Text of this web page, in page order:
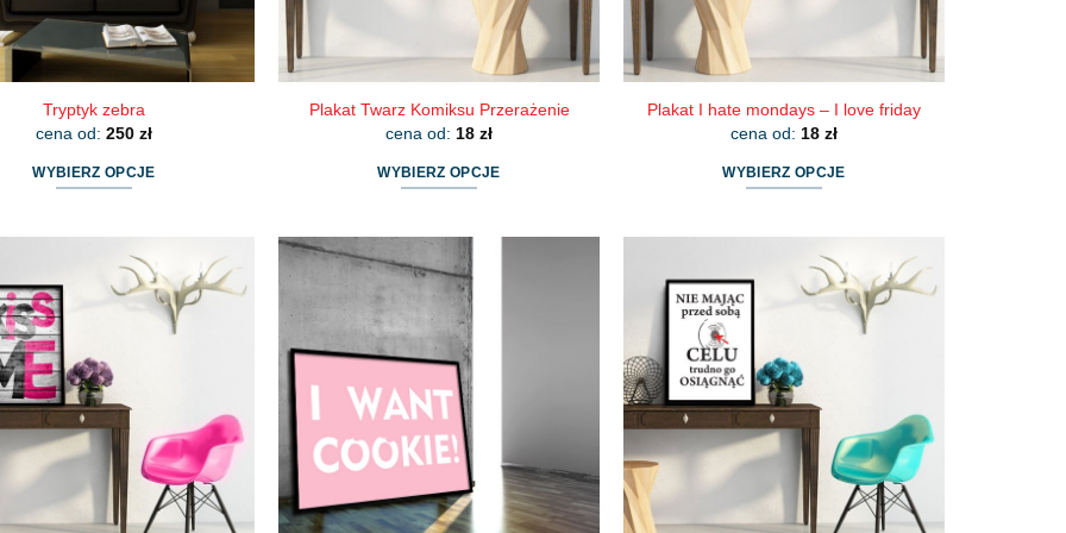
Tryptyk zebra
cena od: 250 zł
WYBIERZ OPCJE
wiele
wariantów.
można
wybrać
stronie
produktu
Plakat Twarz Komiksu Przerażenie
cena od: 18 zł
WYBIERZ OPCJE
wiele
wariantów.
Opcje
można
wybrać
na
stronie
produktu
Plakat I hate mondays – I love friday
cena od: 18 zł
WYBIERZ OPCJE
wiele
wariantów.
można
wybrać
stronie
produktu